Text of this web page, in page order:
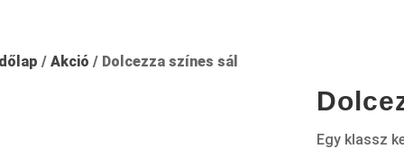
/ Akció / Dolcezza színes sál
Egy klassz